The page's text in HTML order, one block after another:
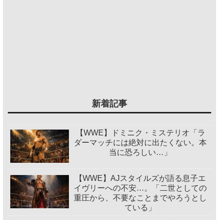
新着記事
【WWE】ドミニク・ミステリオ「ラ
ダーマッチには絶対に出たくない。本
当に恐ろしい…」
【WWE】AJスタイルズが語る息子エ
イヴリーへの不安…。「二世としての
重圧から、不要なことまでやろうとし
ている」